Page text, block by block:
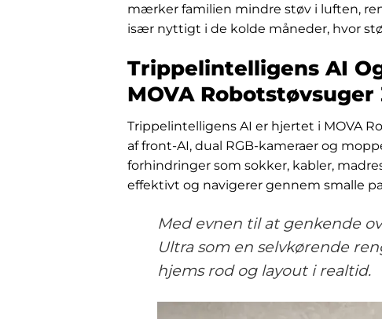
mærker familien mindre støv i luften,
især nyttigt i de kolde måneder, hvor
Trippelintelligens AI
MOVA Robotstøvsuger
Trippelintelligens AI er hjertet i MOVA
af front-AI, dual RGB-kameraer og
forhindringer som sokker, kabler,
effektivt og navigerer gennem smalle
Med evnen til at genkende
Ultra som en selvkørende
hjems rod og layout i realtid.